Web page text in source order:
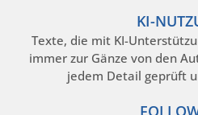
KI-
Texte, die mit KI-
immer zur Gänze von den
jedem Detail geprüft